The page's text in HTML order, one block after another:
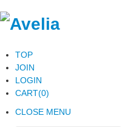
TOP
JOIN
LOGIN
CART(0)
CLOSE MENU